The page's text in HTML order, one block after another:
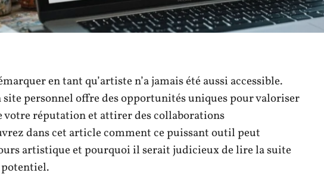
en tant qu’artiste n’a jamais été aussi accessible.
site personnel offre des opportunités uniques pour valoriser
réputation et attirer des collaborations
dans cet article comment ce puissant outil peut
artistique et pourquoi il serait judicieux de lire la suite